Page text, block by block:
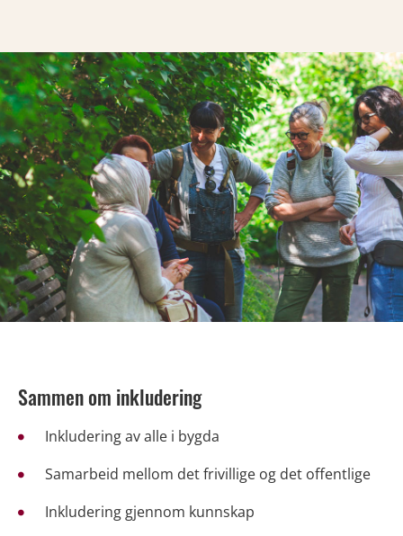
Sammen om inkludering
Inkludering av alle i bygda
Samarbeid mellom det frivillige og det offentlige
Inkludering gjennom kunnskap